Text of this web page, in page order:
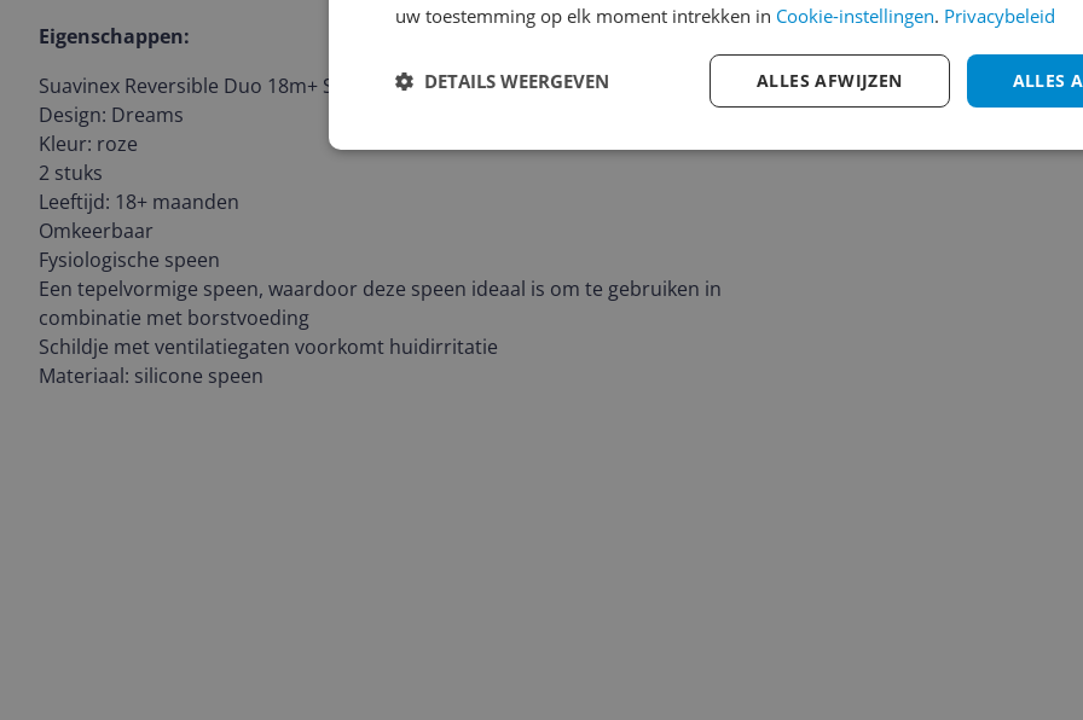
Eigenschappen:
Suavinex Reversible Duo 18m+ Silicone Fopspenen
Design: Dreams
Kleur: roze
2 stuks
Leeftijd: 18+ maanden
Omkeerbaar
Fysiologische speen
Een tepelvormige speen, waardoor deze speen ideaal is om te gebruiken in
combinatie met borstvoeding
Schildje met ventilatiegaten voorkomt huidirritatie
Materiaal: silicone speen
uw toestemming op elk moment intrekken in Cookie-instellingen. Privacybeleid
ALLES
ALLES AFWIJZEN
DETAILS WEERGEVEN